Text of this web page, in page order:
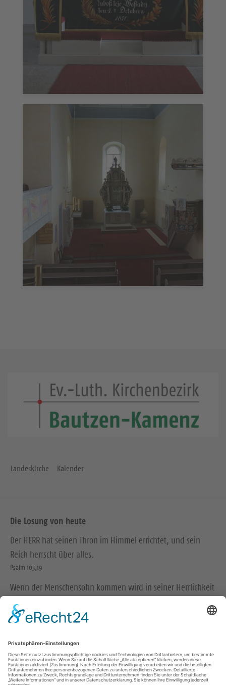
Landeskirche Kalender
Die Losung von heute
Der HERR hat seinen Thron im Himmel errichtet, und sein
Reich herrscht über alles.
Psalm 103,19
Wenn der Menschensohn kommen wird in seiner Herrlichkeit
und alle Engel mit ihm, dann wird er sich setzen auf den
Thron seiner Herrlichkeit, und alle Völker werden vor ihm
Matthäus 25,31-32
© Evangelische Brüder-Unität – Herrnhuter Brüdergemeine
Weitere Informationen finden Sie hier